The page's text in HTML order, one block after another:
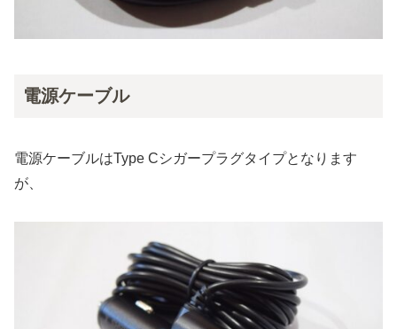
電源ケーブル
電源ケーブルはType Cシガープラグタイプとなります
が、